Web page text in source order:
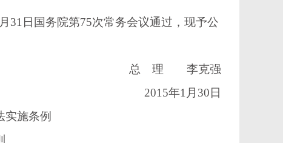
31日国务院第75次常务会议通过，现予公
总 理 李克强
2015年1月30日
实施条例